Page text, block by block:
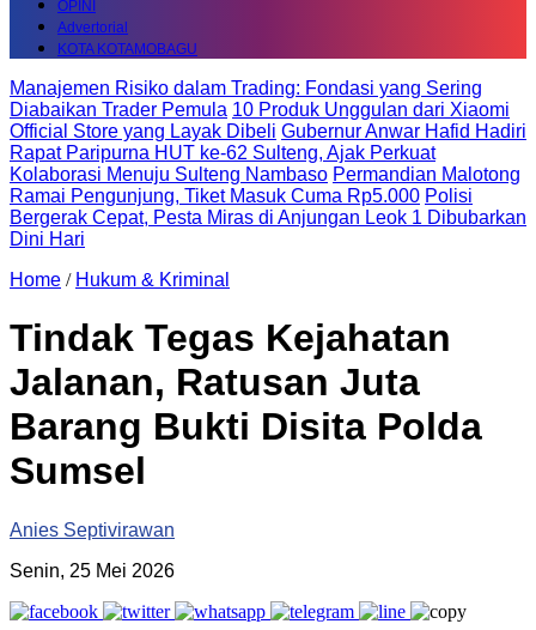
OPINI
Advertorial
KOTA KOTAMOBAGU
Manajemen Risiko dalam Trading: Fondasi yang Sering
Diabaikan Trader Pemula 10 Produk Unggulan dari Xiaomi
Official Store yang Layak Dibeli Gubernur Anwar Hafid Hadiri
Rapat Paripurna HUT ke-62 Sulteng, Ajak Perkuat
Kolaborasi Menuju Sulteng Nambaso Permandian Malotong
Ramai Pengunjung, Tiket Masuk Cuma Rp5.000 Polisi
Bergerak Cepat, Pesta Miras di Anjungan Leok 1 Dibubarkan
Dini Hari
Home / Hukum & Kriminal
Tindak Tegas Kejahatan
Jalanan, Ratusan Juta
Barang Bukti Disita Polda
Sumsel
Anies Septivirawan
Senin, 25 Mei 2026